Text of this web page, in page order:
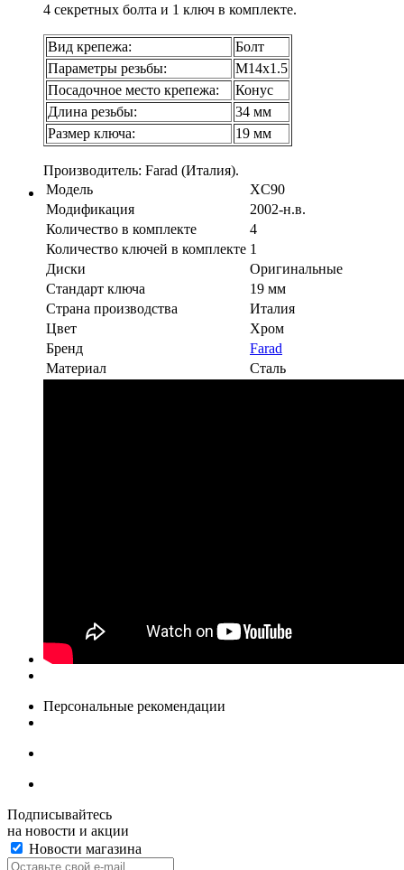
4 секретных болта и 1 ключ в комплекте.
Вид крепежа:
Болт
Параметры резьбы:
М14х1.5
Посадочное место крепежа:
Конус
Длина резьбы:
34 мм
Размер ключа:
19 мм
Производитель: Farad (Италия).
Модель
XC90
Модификация
2002-н.в.
Количество в комплекте
4
Количество ключей в комплекте 1
Диски
Оригинальные
Стандарт ключа
19 мм
Страна производства
Италия
Цвет
Хром
Бренд
Farad
Материал
Сталь
Персональные рекомендации
Подписывайтесь
на новости и акции
Новости магазина